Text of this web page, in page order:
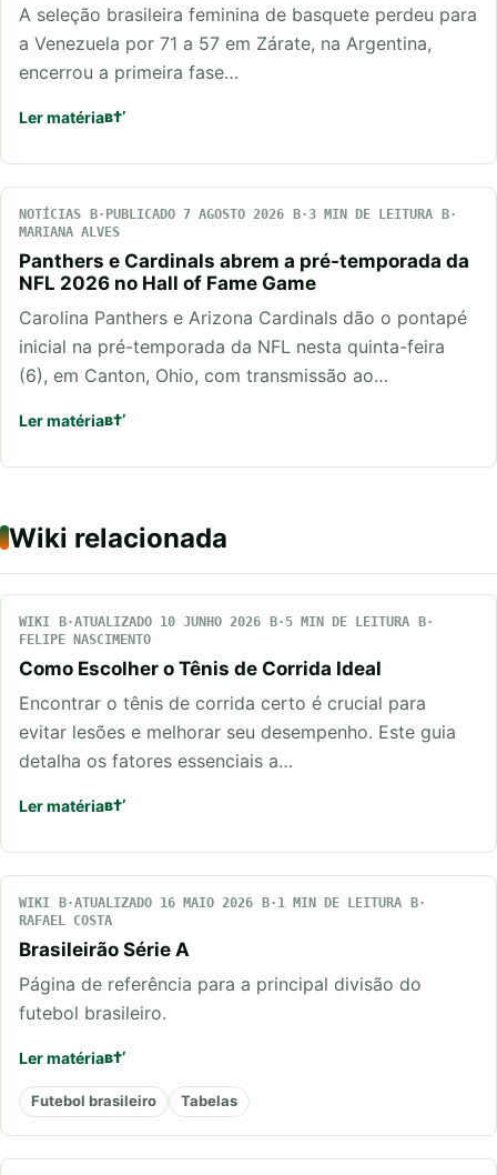
A seleção brasileira feminina de basquete perdeu para
a Venezuela por 71 a 57 em Zárate, na Argentina,
encerrou a primeira fase…
Ler matéria
NOTÍCIAS PUBLICADO 7 AGOSTO 2026
3 MIN DE LEITURA
MARIANA ALVES
Panthers e Cardinals abrem a pré-temporada da
NFL 2026 no Hall of Fame Game
Carolina Panthers e Arizona Cardinals dão o pontapé
inicial na pré-temporada da NFL nesta quinta-feira
(6), em Canton, Ohio, com transmissão ao…
Ler matéria
Wiki relacionada
WIKI ATUALIZADO 10 JUNHO 2026
5 MIN DE LEITURA
FELIPE NASCIMENTO
Como Escolher o Tênis de Corrida Ideal
Encontrar o tênis de corrida certo é crucial para
evitar lesões e melhorar seu desempenho. Este guia
detalha os fatores essenciais a…
Ler matéria
WIKI ATUALIZADO 16 MAIO 2026
1 MIN DE LEITURA
RAFAEL COSTA
Brasileirão Série A
Página de referência para a principal divisão do
futebol brasileiro.
Ler matéria
Futebol brasileiro Tabelas